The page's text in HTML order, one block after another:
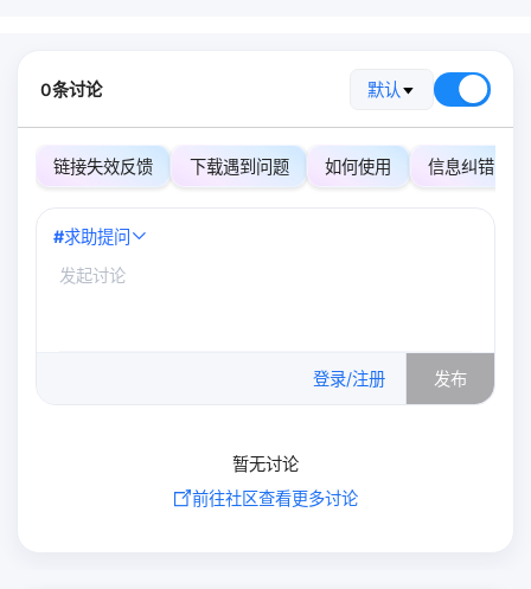
0条讨论 默认
链接失效反馈 下载遇到问题 如何使用 信息纠错
#求助提问
登录/注册 发布
暂无讨论
前往社区查看更多讨论